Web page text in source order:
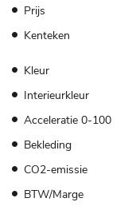
Prijs
Kenteken
Kleur
Interieurkleur
Acceleratie 0-100
Bekleding
CO2-emissie
BTW/Marge